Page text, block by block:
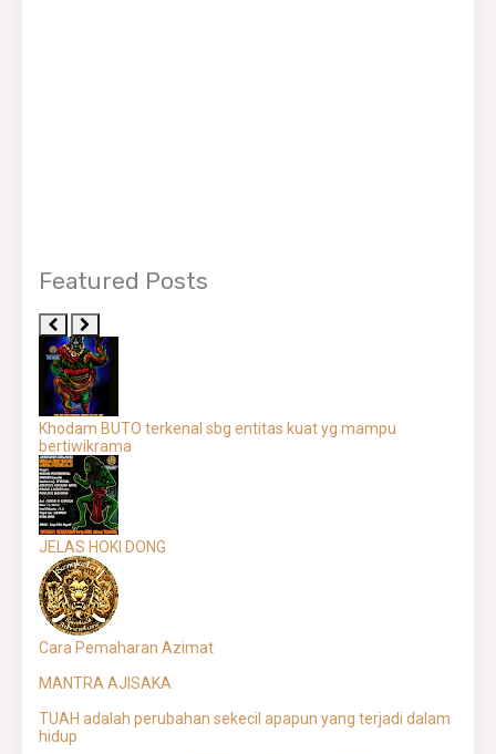
Featured Posts
Khodam BUTO terkenal sbg entitas kuat yg mampu
bertiwikrama
JELAS HOKI DONG
Cara Pemaharan Azimat
MANTRA AJISAKA
TUAH adalah perubahan sekecil apapun yang terjadi dalam
hidup